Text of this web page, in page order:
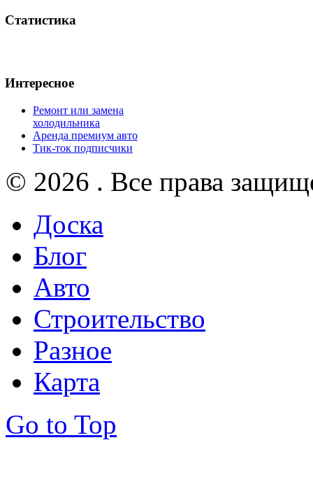
Статистика
Интересное
Ремонт или замена
холодильника
Аренда премиум авто
Тик-ток подписчики
© 2026 . Все права
Доска
Блог
Авто
Строительство
Разное
Карта
Go to Top